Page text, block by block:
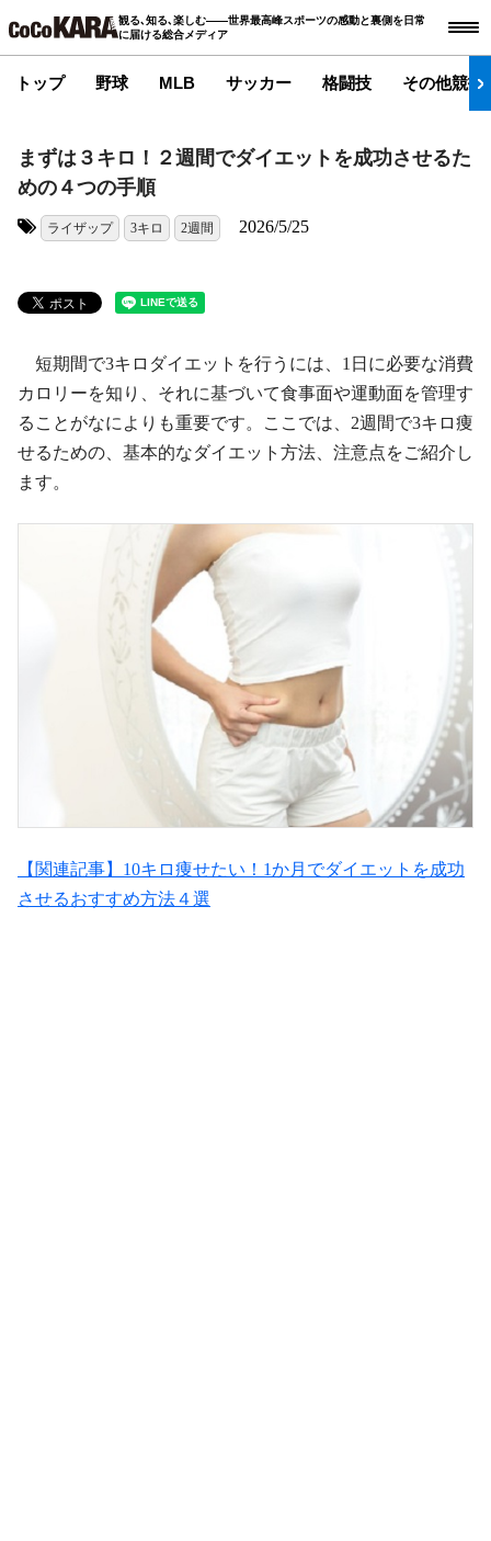
観る､知る､楽しむ――世界最高峰スポーツの感動と裏側を日常
に届ける総合メディア
トップ 野球 MLB サッカー 格闘技 その他競技
まずは３キロ！２週間でダイエットを成功させるた
めの４つの手順
ライザップ 3キロ 2週間 2026/5/25
短期間で3キロダイエットを行うには、1日に必要な消費
カロリーを知り、それに基づいて食事面や運動面を管理す
ることがなによりも重要です。ここでは、2週間で3キロ痩
せるための、基本的なダイエット方法、注意点をご紹介し
ます。
【関連記事】10キロ痩せたい！1か月でダイエットを成功
させるおすすめ方法４選